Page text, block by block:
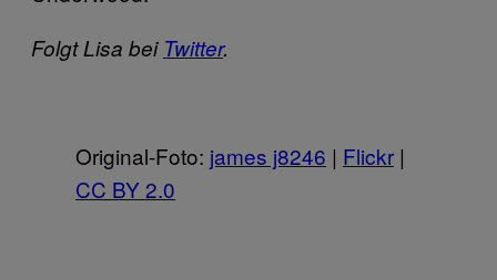
Folgt Lisa bei Twitter.
Original-Foto: james j8246 | Flickr |
CC BY 2.0